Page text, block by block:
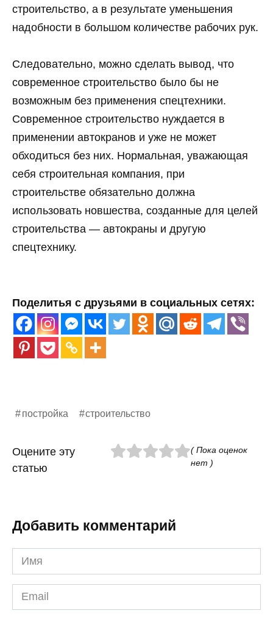
строительство, а в результате уменьшения
надобности в большом количестве рабочих рук.
Следовательно, можно сделать вывод, что
современное строительство было бы не
возможным без применения спецтехники.
Современное строительство нуждается в
применении автокранов и уже не может
обходиться без них. Нормальная, уважающая
себя строительная компания, при
строительстве обязательно должна
использовать новшества, созданные для целей
строительства — автокраны и другую
спецтехнику.
Поделитья с друзьями в социальных сетях:
постройка строительство
Оцените эту
статью
( Пока оценок
нет )
Добавить комментарий
Имя
*
Email
*